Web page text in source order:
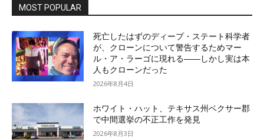
MOST POPULAR
死亡したはずのディープ・ステート科学者
が、クローンについて警告するためマー
ル・ア・ラーゴに現れる――しかし実は本
人もクローンだった
2026年8月4日
ホワイト・ハット、テキサス州ベクサー郡
で中間選挙の不正工作を発見
2026年8月3日